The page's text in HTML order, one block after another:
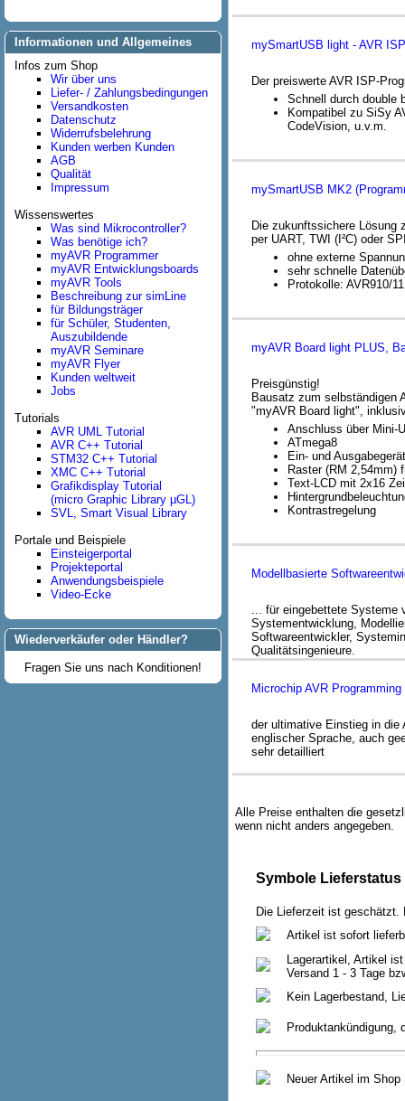
Informationen und Allgemeines
Infos zum Shop
Wir über uns
Liefer- / Zahlungsbedingungen
Versandkosten
Datenschutz
Widerrufsbelehrung
Kunden werben Kunden
AGB
Qualität
Impressum
Wissenswertes
Was sind Mikrocontroller?
Was benötige ich?
myAVR Programmer
myAVR Entwicklungsboards
myAVR Tools
Beschreibung zur simLine
für Bildungsträger
für Schüler, Studenten,
Auszubildende
myAVR Seminare
myAVR Flyer
Kunden weltweit
Jobs
Tutorials
AVR UML Tutorial
AVR C++ Tutorial
STM32 C++ Tutorial
XMC C++ Tutorial
Grafikdisplay Tutorial
(micro Graphic Library µGL)
SVL, Smart Visual Library
Portale und Beispiele
Einsteigerportal
Projekteportal
Anwendungsbeispiele
Video-Ecke
Wiederverkäufer oder Händler?
Fragen Sie uns nach Konditionen!
mySmartUSB light - AVR
Der preiswerte AVR ISP-
Schnell durch double
Kompatibel zu SiSy
CodeVision, u.v.m.
mySmartUSB MK2
Die zukunftssichere Lösung
per UART, TWI (I²C) oder
ohne externe
sehr schnelle
Protokolle: AVR910/
myAVR Board light PLUS,
Preisgünstig!
Bausatz zum selbständigen
"myAVR Board light",
Anschluss über Mini-
ATmega8
Ein- und
Raster (RM 2,54mm)
Text-LCD mit 2x16
Kontrastregelung
Modellbasierte
... für eingebettete
Systementwicklung,
Softwareentwickler,
Qualitätsingenieure.
Microchip AVR
der ultimative Einstieg in die
englischer Sprache, auch
sehr detailliert
Alle Preise enthalten die
wenn nicht anders angegeben.
Symbole Lieferstatus
Die Lieferzeit ist geschätzt.
Artikel ist sofort
Lagerartikel, Artikel
Versand 1 - 3 Tage
Kein Lagerbestand,
Produktankündigung,
Neuer Artikel im Shop